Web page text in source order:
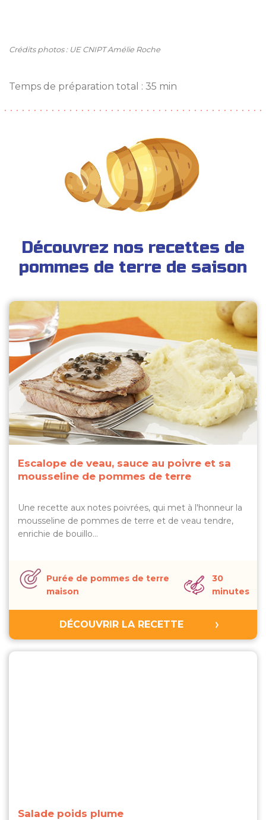
Crédits photos : UE CNIPT Amélie Roche
Temps de préparation total : 35 min
Découvrez nos recettes de
pommes de terre de saison
Escalope de veau, sauce au poivre et sa
mousseline de pommes de terre
Une recette aux notes poivrées, qui met à l'honneur la
mousseline de pommes de terre et de veau tendre,
enrichie de bouillo…
Purée de pommes de terre
maison
30
minutes
DÉCOUVRIR LA RECETTE
Salade poids plume